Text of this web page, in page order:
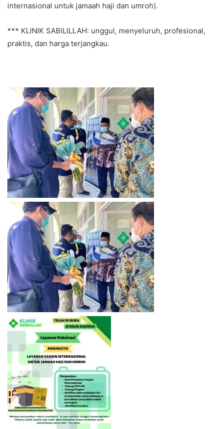
internasional untuk jamaah haji dan umroh).
*** KLINIK SABILILLAH: unggul, menyeluruh, profesional,
praktis, dan harga terjangkau.